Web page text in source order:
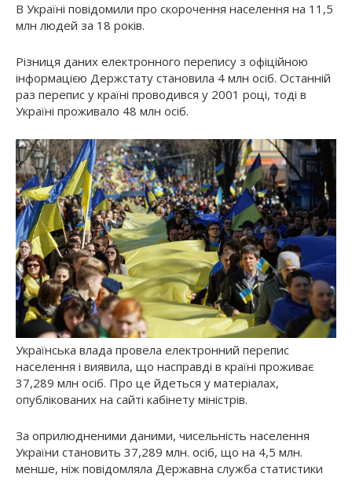
В Україні повідомили про скорочення населення на 11,5
млн людей за 18 років.
Різниця даних електронного перепису з офіційною
інформацією Держстату становила 4 млн осіб. Останній
раз перепис у країні проводився у 2001 році, тоді в
Україні проживало 48 млн осіб.
Українська влада провела електронний перепис
населення і виявила, що насправді в країні проживає
37,289 млн осіб. Про це йдеться у матеріалах,
опублікованих на сайті кабінету міністрів.
За оприлюдненими даними, чисельність населення
України становить 37,289 млн. осіб, що на 4,5 млн.
менше, ніж повідомляла Державна служба статистики